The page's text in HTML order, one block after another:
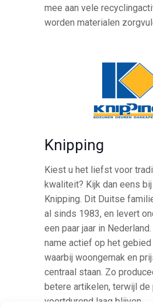
mee aan vele
worden materialen
Knipping
Kiest u het liefst voor
kwaliteit? Kijk dan eens
Knipping. Dit Duitse
al sinds 1983, en levert
een paar jaar in
name actief op het gebied
waarbij woongemak en
centraal staan. Zo
betere artikelen, terwijl de
voortdurend laag blijven.